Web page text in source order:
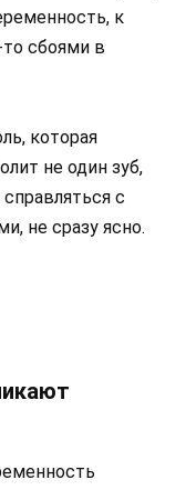
к
сбоями в
которая
не один зуб,
с
не сразу ясно.